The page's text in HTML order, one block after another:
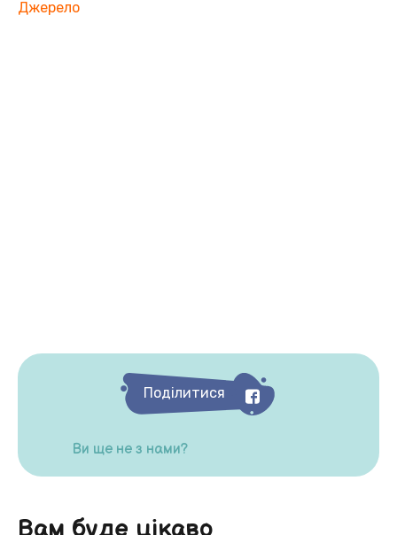
Джерело
Поділитися
Ви ще не з нами?